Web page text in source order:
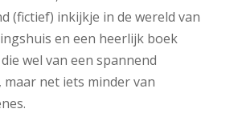
(fictief) inkijkje in de wereld van
en een heerlijk boek
wel van een spannend
net iets minder van